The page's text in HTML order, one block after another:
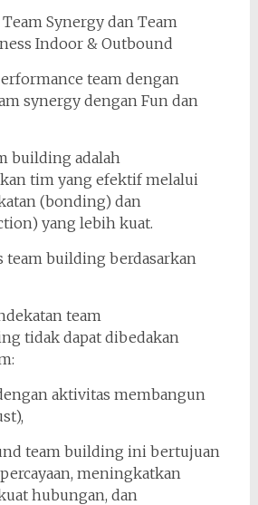
Synergy dan Team
Indoor & Outbound
team dengan
synergy dengan Fun dan
building adalah
tim yang efektif melalui
(bonding) dan
yang lebih kuat.
team building berdasarkan
team
tidak dapat dibedakan
aktivitas membangun
team building ini bertujuan
meningkatkan
hubungan, dan